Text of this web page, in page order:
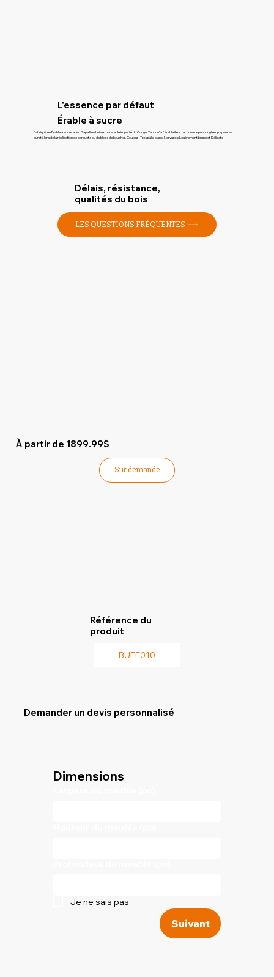
L'essence par défaut
Érable à sucre
Fabriqué en Érable à sucre et en Sapelli un bois extra stable importé du Congo. Tant qu'a l'érable il est reconnu depuis longtemps pour sa
dureté lors de la réalisation de parquets ou de blocs de boucher. Couleur : Très pâle, blanc. Nervures: Légèrement brune et Délicate
Délais, résistance,
qualités du bois
LES QUESTIONS FRÉQUENTES
À partir de 1899.99$
Sur demande
Référence du
produit
BUFF010
Demander un devis personnalisé
Dimensions
Je ne sais pas
Suivant